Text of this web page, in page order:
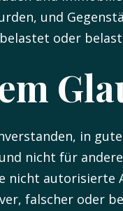
und
oder
in
nicht für
nicht
falscher oder